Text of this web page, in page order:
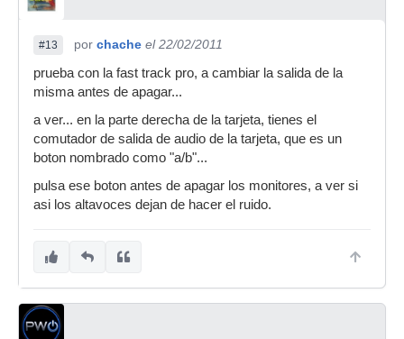
#13 por chache el 22/02/2011
prueba con la fast track pro, a cambiar la salida de la
misma antes de apagar...
a ver... en la parte derecha de la tarjeta, tienes el
comutador de salida de audio de la tarjeta, que es un
boton nombrado como "a/b"...
pulsa ese boton antes de apagar los monitores, a ver si
asi los altavoces dejan de hacer el ruido.